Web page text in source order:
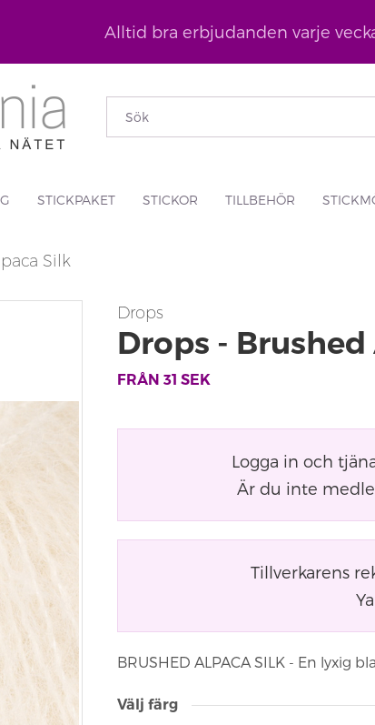
Alltid bra erbjudanden varje
STICKPAKET STICKOR TILLBEHÖR
Silk
Drops
Drops -
FRÅN 31 SEK
Logga in och
Är du inte
Tillverkarens
BRUSHED ALPACA SILK - En lyxig
Välj färg